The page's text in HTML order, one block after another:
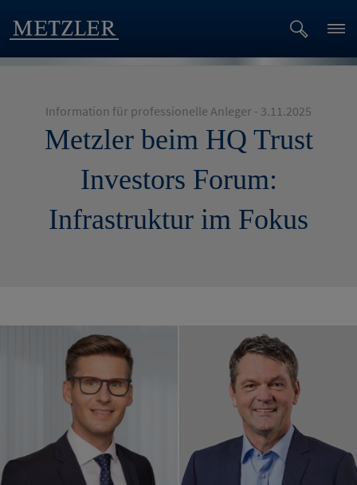
Information für professionelle Anleger - 3.11.2025
Metzler beim HQ Trust
Investors Forum:
Infrastruktur im Fokus